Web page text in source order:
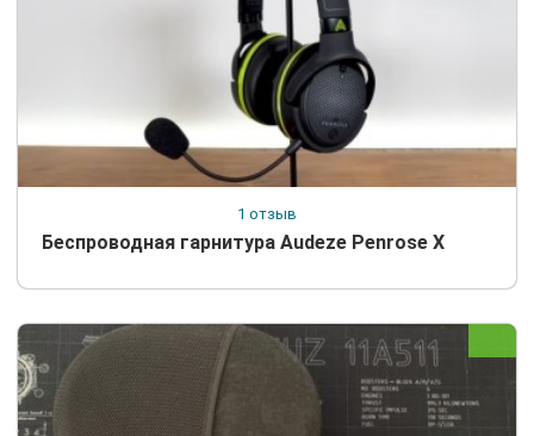
1 отзыв
Беспроводная гарнитура Audeze Penrose X